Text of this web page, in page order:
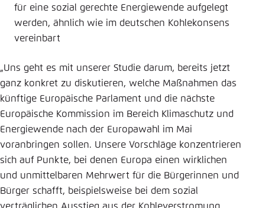
für eine sozial gerechte Energiewende aufgelegt
werden, ähnlich wie im deutschen Kohlekonsens
vereinbart
„Uns geht es mit unserer Studie darum, bereits jetzt
ganz konkret zu diskutieren, welche Maßnahmen das
künftige Europäische Parlament und die nächste
Europäische Kommission im Bereich Klimaschutz und
Energiewende nach der Europawahl im Mai
voranbringen sollen. Unsere Vorschläge konzentrieren
sich auf Punkte, bei denen Europa einen wirklichen
und unmittelbaren Mehrwert für die Bürgerinnen und
Bürger schafft, beispielsweise bei dem sozial